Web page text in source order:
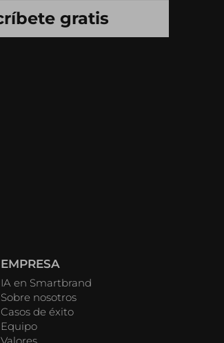
EMPRESA
IA en Smartbrand
Sobre nosotros
Casos de éxito
Equipo